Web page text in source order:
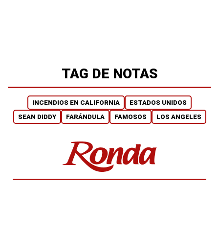
TAG DE NOTAS
INCENDIOS EN CALIFORNIA
ESTADOS UNIDOS
SEAN DIDDY
FARÁNDULA FAMOSOS LOS ANGELES